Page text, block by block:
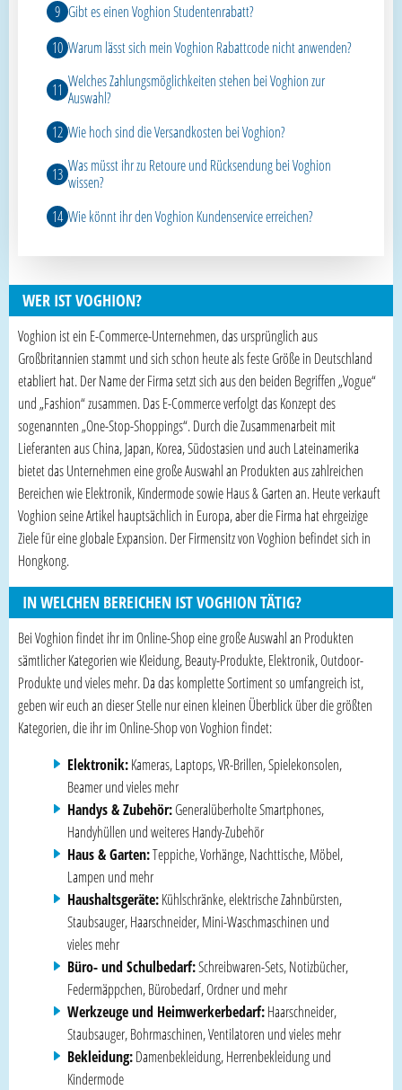
Gibt es einen Voghion Studentenrabatt?
Warum lässt sich mein Voghion Rabattcode nicht anwenden?
Welches Zahlungsmöglichkeiten stehen bei Voghion zur
Auswahl?
Wie hoch sind die Versandkosten bei Voghion?
Was müsst ihr zu Retoure und Rücksendung bei Voghion
wissen?
Wie könnt ihr den Voghion Kundenservice erreichen?
WER IST VOGHION?
Voghion ist ein E-Commerce-Unternehmen, das ursprünglich aus
Großbritannien stammt und sich schon heute als feste Größe in Deutschland
etabliert hat. Der Name der Firma setzt sich aus den beiden Begriffen „Vogue“
und „Fashion“ zusammen. Das E-Commerce verfolgt das Konzept des
sogenannten „One-Stop-Shoppings“. Durch die Zusammenarbeit mit
Lieferanten aus China, Japan, Korea, Südostasien und auch Lateinamerika
bietet das Unternehmen eine große Auswahl an Produkten aus zahlreichen
Bereichen wie Elektronik, Kindermode sowie Haus & Garten an. Heute verkauft
Voghion seine Artikel hauptsächlich in Europa, aber die Firma hat ehrgeizige
Ziele für eine globale Expansion. Der Firmensitz von Voghion befindet sich in
Hongkong.
IN WELCHEN BEREICHEN IST VOGHION TÄTIG?
Bei Voghion findet ihr im Online-Shop eine große Auswahl an Produkten
sämtlicher Kategorien wie Kleidung, Beauty-Produkte, Elektronik, Outdoor-
Produkte und vieles mehr. Da das komplette Sortiment so umfangreich ist,
geben wir euch an dieser Stelle nur einen kleinen Überblick über die größten
Kategorien, die ihr im Online-Shop von Voghion findet:
Elektronik:Kameras, Laptops, VR-Brillen, Spielekonsolen,
Beamer und vieles mehr
Handys & Zubehör:Generalüberholte Smartphones,
Handyhüllen und weiteres Handy-Zubehör
Haus & Garten:Teppiche, Vorhänge, Nachttische, Möbel,
Lampen und mehr
Haushaltsgeräte:Kühlschränke, elektrische Zahnbürsten,
Staubsauger, Haarschneider, Mini-Waschmaschinen und
vieles mehr
Büro- und Schulbedarf:Schreibwaren-Sets, Notizbücher,
Federmäppchen, Bürobedarf, Ordner und mehr
Werkzeuge und Heimwerkerbedarf:Haarschneider,
Staubsauger, Bohrmaschinen, Ventilatoren und vieles mehr
Bekleidung:Damenbekleidung, Herrenbekleidung und
Kindermode